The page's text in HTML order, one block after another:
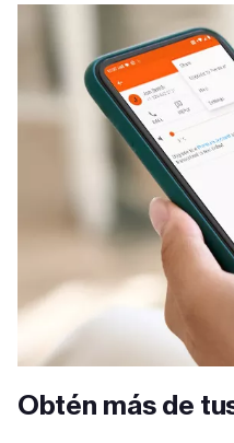
Obtén más de